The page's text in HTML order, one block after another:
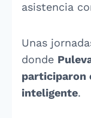
asistencia
Unas
donde
participaron
inteligente.